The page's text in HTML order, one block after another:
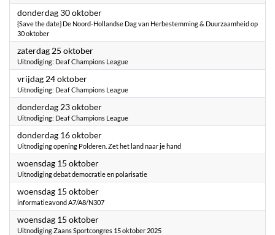
donderdag 30 oktober2025
{Save the date} De Noord-Hollandse Dag van Herbestemming & Duurzaamheid op
30 oktober
zaterdag 25 oktober2025
Uitnodiging: Deaf Champions League
vrijdag 24 oktober2025
Uitnodiging: Deaf Champions League
donderdag 23 oktober2025
Uitnodiging: Deaf Champions League
donderdag 16 oktober2025
Uitnodiging opening Polderen. Zet het land naar je hand
woensdag 15 oktober2025
Uitnodiging debat democratie en polarisatie
woensdag 15 oktober2025
informatieavond A7/A8/N307
woensdag 15 oktober2025
Uitnodiging Zaans Sportcongres 15 oktober 2025